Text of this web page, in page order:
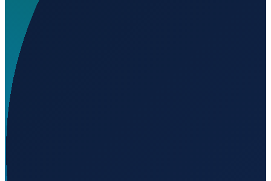
Wird geladen...
32.45540
111
Los Angeles